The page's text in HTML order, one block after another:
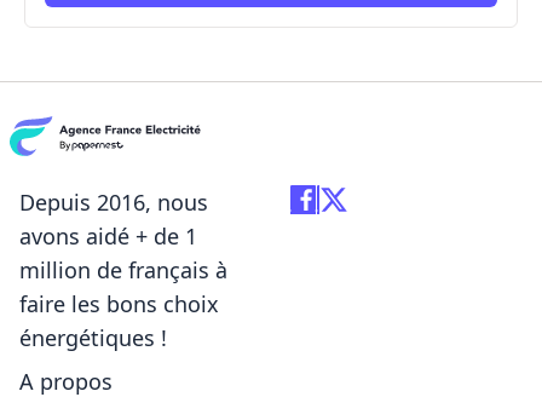
Depuis 2016, nous
avons aidé + de 1
million de français à
faire les bons choix
énergétiques !
A propos